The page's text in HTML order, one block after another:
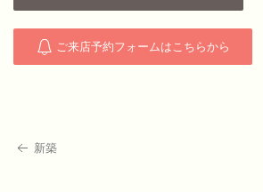
ご来店予約フォームはこちらから
新築